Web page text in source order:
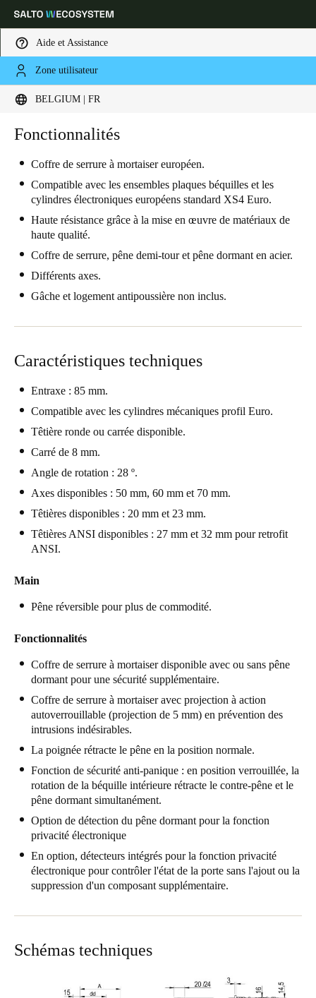
Aide et Assistance
Zone utilisateur
BELGIUM | FR
Sélectionnez vos paramètres de localisation et de langue
Global Europe
Belgium Français
Germany
Switzerland
DeutschFrançaisItaliano
France
Français
Netherlands
Nederlands
English
Belgium
Português
Italy
Italiano
Russia
Russian
Poland
Polski
Czech Republic
Denmark
Fonctionnalités
Coffre de serrure à mortaiser européen.
Compatible avec les ensembles plaques béquilles et les
cylindres électroniques européens standard XS4 Euro.
Haute résistance grâce à la mise en œuvre de matériaux de
haute qualité.
Coffre de serrure, pêne demi-tour et pêne dormant en acier.
Différents axes.
Gâche et logement antipoussière non inclus.
Caractéristiques techniques
Entraxe : 85 mm.
Compatible avec les cylindres mécaniques profil Euro.
Têtière ronde ou carrée disponible.
Carré de 8 mm.
Angle de rotation : 28 º.
Axes disponibles : 50 mm, 60 mm et 70 mm.
Têtières disponibles : 20 mm et 23 mm.
Têtières ANSI disponibles : 27 mm et 32 mm pour retrofit
ANSI.
Main
Pêne réversible pour plus de commodité.
Fonctionnalités
Coffre de serrure à mortaiser disponible avec ou sans pêne
dormant pour une sécurité supplémentaire.
Coffre de serrure à mortaiser avec projection à action
autoverrouillable (projection de 5 mm) en prévention des
intrusions indésirables.
La poignée rétracte le pêne en la position normale.
Fonction de sécurité anti-panique : en position verrouillée, la
rotation de la béquille intérieure rétracte le contre-pêne et le
pêne dormant simultanément.
Option de détection du pêne dormant pour la fonction
privacité électronique
En option, détecteurs intégrés pour la fonction privacité
électronique pour contrôler l'état de la porte sans l'ajout ou la
suppression d'un composant supplémentaire.
Schémas techniques